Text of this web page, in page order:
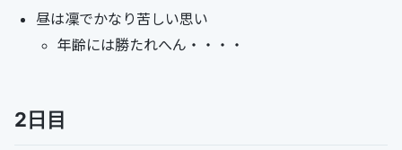
昼は凜でかなり苦しい思い
年齢には勝たれへん・・・・
2日目